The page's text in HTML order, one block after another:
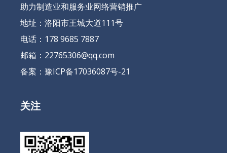
助力制造业和服务业网络营销推广
地址：洛阳市王城大道111号
电话：178 9685 7887
邮箱：22765306@qq.com
备案： 豫ICP备17036087号-21
关注